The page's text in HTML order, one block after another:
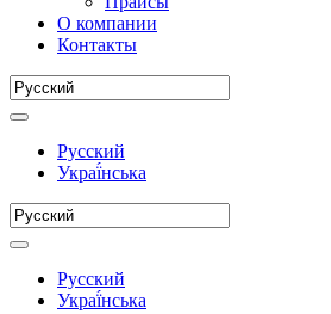
О компании
Контакты
Русский
Украї́нська
Русский
Украї́нська